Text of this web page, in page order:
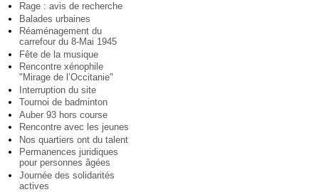
Rage : avis de recherche
Balades urbaines
Réaménagement du
carrefour du 8-Mai 1945
Fête de la musique
Rencontre xénophile
"Mirage de l’Occitanie"
Interruption du site
Tournoi de badminton
Auber 93 hors course
Rencontre avec les jeunes
Nos quartiers ont du talent
Permanences juridiques
pour personnes âgées
Journée des solidarités
actives